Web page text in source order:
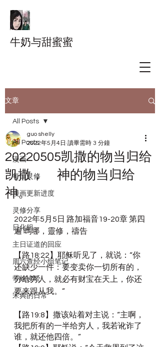
牛奶与甜蜜蜜
文章
All Posts
漫画
每日灵修
漫画更新进度
灵修分享
日化组
主日证道的回应
周六查经小组笔记
带娃读经
宋典的日常
All Posts
20220505凯撒的物当归给
凯撒， 神的物当归给
神。
guo shelly
2022年5月4日 讀畢需時 3 分鐘
2022年5月5日 路加福音19-20章 第四
遍 嗎哪，靈修，禱告
【路18:22】耶稣听见了，就说：“你
还缺少一件：要变卖你一切所有的，
分给穷人，就必有财宝在天上，你还
要来跟从我。”
【路19:8】撒该站着对主说：“主啊，
我把所有的一半给穷人，我若讹诈了
谁，就还他四倍。”